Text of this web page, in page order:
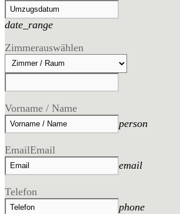
date_range
Zimmerauswählen
Vorname / Name
person
EmailEmail
email
Telefon
phone